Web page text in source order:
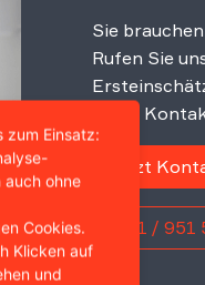
Sie
Rufen Sie
unser
Jetzt
0221 / 951
zum Einsatz:
auch ohne
Cookies.
Klicken auf
und